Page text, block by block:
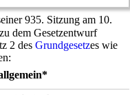
935. Sitzung am 10.
dem Gesetzentwurf
2 desGrundgesetzes wie